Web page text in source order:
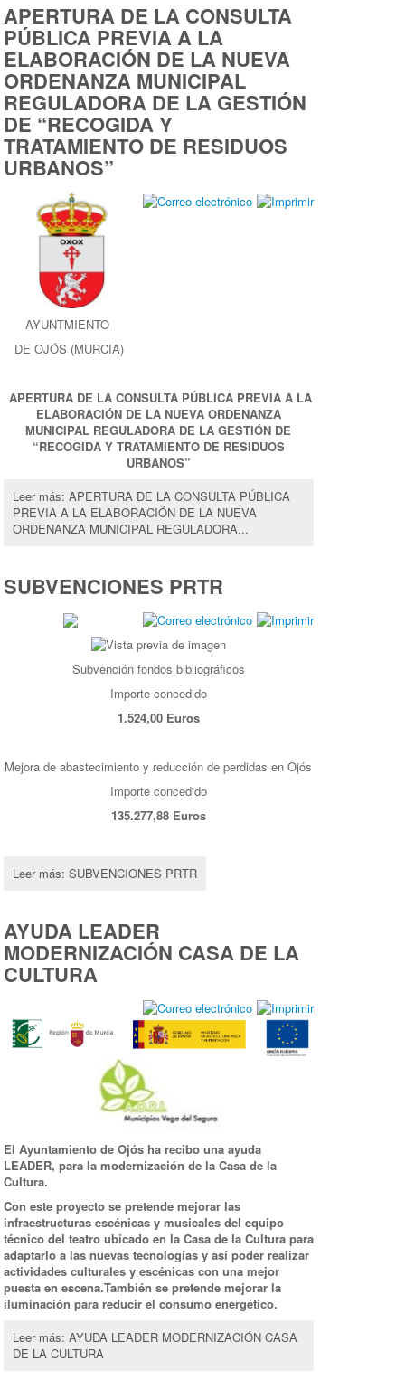
APERTURA DE LA CONSULTA
PÚBLICA PREVIA A LA
ELABORACIÓN DE LA NUEVA
ORDENANZA MUNICIPAL
REGULADORA DE LA GESTIÓN
DE “RECOGIDA Y
TRATAMIENTO DE RESIDUOS
URBANOS”
AYUNTMIENTO
DE OJÓS (MURCIA)
APERTURA DE LA CONSULTA PÚBLICA PREVIA A LA
ELABORACIÓN DE LA NUEVA ORDENANZA
MUNICIPAL REGULADORA DE LA GESTIÓN DE
“RECOGIDA Y TRATAMIENTO DE RESIDUOS
URBANOS”
Leer más: APERTURA DE LA CONSULTA PÚBLICA
PREVIA A LA ELABORACIÓN DE LA NUEVA
ORDENANZA MUNICIPAL REGULADORA...
SUBVENCIONES PRTR
Subvención fondos bibliográficos
Importe concedido
1.524,00 Euros
Mejora de abastecimiento y reducción de perdidas en Ojós
Importe concedido
135.277,88 Euros
Leer más: SUBVENCIONES PRTR
AYUDA LEADER
MODERNIZACIÓN CASA DE LA
CULTURA
El Ayuntamiento de Ojós ha recibo una ayuda
LEADER, para la modernización de la Casa de la
Cultura.
Con este proyecto se pretende mejorar las
infraestructuras escénicas y musicales del equipo
técnico del teatro ubicado en la Casa de la Cultura para
adaptarlo a las nuevas tecnologías y así poder realizar
actividades culturales y escénicas con una mejor
puesta en escena.También se pretende mejorar la
iluminación para reducir el consumo energético.
Leer más: AYUDA LEADER MODERNIZACIÓN CASA
DE LA CULTURA